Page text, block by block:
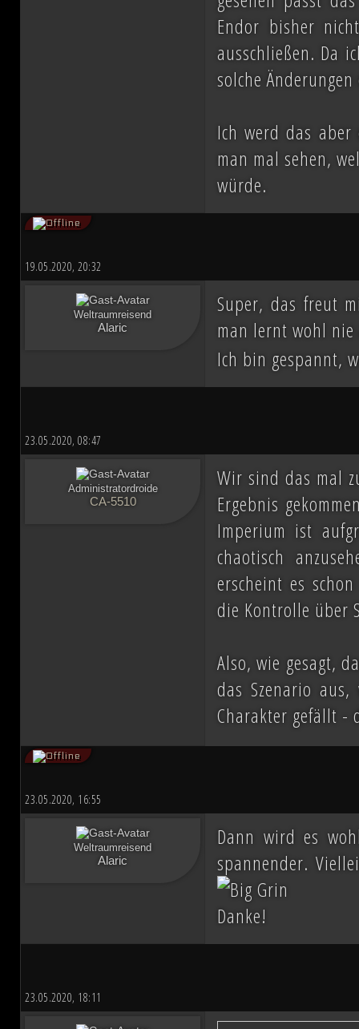
Endor bisher
ausschließen. Da
solche
Ich werd das
man mal sehen,
würde.
19.05.2020, 20:32
Weltraumreisend
Alaric
Super, das freut
man lernt wohl
Ich bin gespannt,
23.05.2020, 08:47
Administratordroide
CA-5510
Wir sind das mal
Ergebnis
Imperium ist
chaotisch
erscheint es
die Kontrolle über
Also, wie gesagt,
das Szenario
Charakter gefällt
23.05.2020, 16:55
Weltraumreisend
Alaric
Dann wird es
spannender.
Danke!
23.05.2020, 18:11